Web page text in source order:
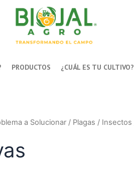
PRODUCTOS ¿CUÁL ES TU CULTIVO?
a Solucionar / Plagas / Insectos